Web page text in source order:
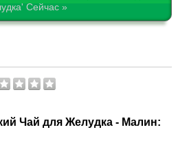
Сейчас »
Чай для Желудка - Малин: